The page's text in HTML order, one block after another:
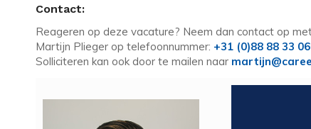
Contact:
Reageren op deze vacature? Neem dan contact op
Martijn Plieger op telefoonnummer: +31 (0)88 88 33
Solliciteren kan ook door te mailen naar